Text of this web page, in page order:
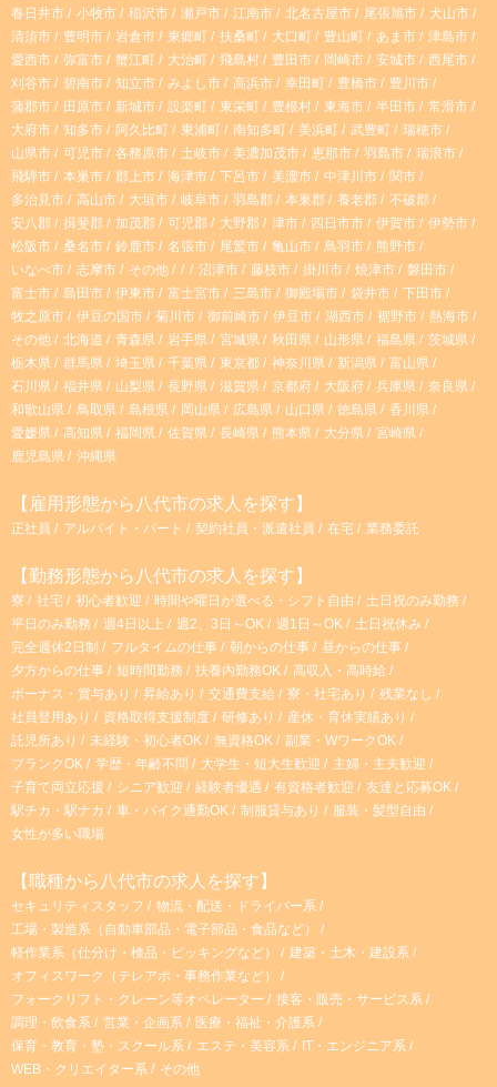
g
r
a
m
k
春日井市
小牧市 稲沢市 瀬戸市 江南市 北名古屋市 尾張旭市
犬山市
清須市
豊明市 岩倉市 東郷町 扶桑町 大口町 豊山町 あま市
津島市
愛西市
弥富市 蟹江町 大治町 飛島村 豊田市 岡崎市 安城市
西尾市
刈谷市
碧南市 知立市 みよし市 高浜市 幸田町 豊橋市
豊川市
蒲郡市
田原市 新城市 設楽町 東栄町 豊根村 東海市 半田市
常滑市
大府市
知多市 阿久比町 東浦町 南知多町 美浜町 武豊町
瑞穂市
山県市
可児市 各務原市 土岐市 美濃加茂市 恵那市 羽島市
瑞浪市
飛騨市
本巣市 郡上市 海津市 下呂市 美濃市 中津川市
関市
多治見市
高山市 大垣市 岐阜市 羽島郡 本巣郡 養老郡
不破郡
安八郡
揖斐郡 加茂郡 可児郡 大野郡 津市 四日市市 伊賀市
伊勢市
松阪市
桑名市 鈴鹿市 名張市 尾鷲市 亀山市 鳥羽市
熊野市
いなべ市
志摩市 その他 沼津市 藤枝市 掛川市 焼津市
磐田市
富士市
島田市 伊東市 富士宮市 三島市 御殿場市 袋井市
下田市
牧之原市
伊豆の国市 菊川市 御前崎市 伊豆市 湖西市 裾野市
熱海市
その他
北海道 青森県 岩手県 宮城県 秋田県 山形県 福島県
茨城県
栃木県
群馬県 埼玉県 千葉県 東京都 神奈川県 新潟県
富山県
石川県
福井県 山梨県 長野県 滋賀県 京都府 大阪府 兵庫県
奈良県
和歌山県
鳥取県 島根県 岡山県 広島県 山口県 徳島県
香川県
愛媛県
高知県 福岡県 佐賀県 長崎県 熊本県 大分県
宮崎県
鹿児島県
沖縄県
【雇用形態から八代市の求人を探す】
正社員 アルバイト・パート 契約社員・派遣社員 在宅 業務委託
【勤務形態から八代市の求人を探す】
寮 社宅 初心者歓迎 時間や曜日が選べる・シフト自由
土日祝のみ勤務
平日のみ勤務
週4日以上 週2、3日～OK 週1日～OK
土日祝休み
完全週休2日制
フルタイムの仕事 朝からの仕事
昼からの仕事
夕方からの仕事
短時間勤務 扶養内勤務OK
高収入・高時給
ボーナス・賞与あり
昇給あり 交通費支給 寮・社宅あり
残業なし
社員登用あり
資格取得支援制度 研修あり
産休・育休実績あり
託児所あり
未経験・初心者OK 無資格OK
副業・WワークOK
ブランクOK
学歴・年齢不問 大学生・短大生歓迎
主婦・主夫歓迎
子育て両立応援
シニア歓迎 経験者優遇 有資格者歓迎
友達と応募OK
駅チカ・駅ナカ
車・バイク通勤OK 制服貸与あり
服装・髪型自由
女性が多い職場
【職種から八代市の求人を探す】
セキュリティスタッフ
物流・配送・ドライバー系
工場・製造系（自動車部品・電子部品・食品など）
軽作業系（仕分け・検品・ピッキングなど）
建築・土木・建設系
オフィスワーク（テレアポ・事務作業など）
フォークリフト・クレーン等オペレーター
接客・販売・サービス系
調理・飲食系
営業・企画系
医療・福祉・介護系
保育・教育・塾・スクール系
エステ・美容系
IT・エンジニア系
WEB・クリエイター系
その他